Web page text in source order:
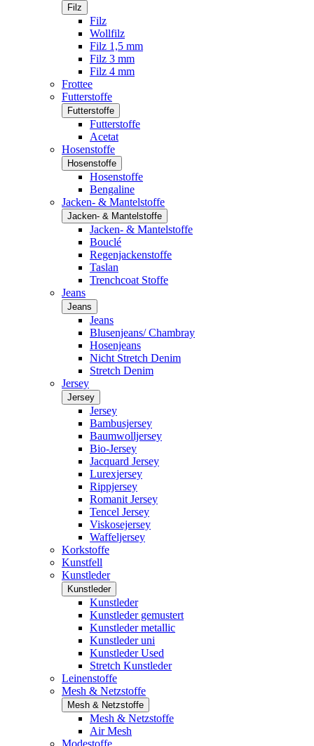
Filz
Filz
Wollfilz
Filz 1,5 mm
Filz 3 mm
Filz 4 mm
Frottee
Futterstoffe
Futterstoffe
Futterstoffe
Acetat
Hosenstoffe
Hosenstoffe
Hosenstoffe
Bengaline
Jacken- & Mantelstoffe
Jacken- & Mantelstoffe
Jacken- & Mantelstoffe
Bouclé
Regenjackenstoffe
Taslan
Trenchcoat Stoffe
Jeans
Jeans
Jeans
Blusenjeans/ Chambray
Hosenjeans
Nicht Stretch Denim
Stretch Denim
Jersey
Jersey
Jersey
Bambusjersey
Baumwolljersey
Bio-Jersey
Jacquard Jersey
Lurexjersey
Rippjersey
Romanit Jersey
Tencel Jersey
Viskosejersey
Waffeljersey
Korkstoffe
Kunstfell
Kunstleder
Kunstleder
Kunstleder
Kunstleder gemustert
Kunstleder metallic
Kunstleder uni
Kunstleder Used
Stretch Kunstleder
Leinenstoffe
Mesh & Netzstoffe
Mesh & Netzstoffe
Mesh & Netzstoffe
Air Mesh
Modestoffe